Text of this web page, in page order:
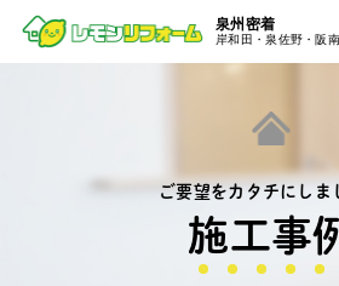
泉州密着
岸和田・泉佐野・阪南
ご要望をカタチにしま
施⼯事